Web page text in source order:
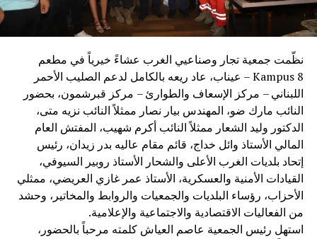
DON'T MISS
رجي: أولويتنا ضمان الانسحاب الإسرائيلي وانتشار الجيش
واستكمال حصر السلاح
نظّمت جمعية تجار وصناعيي الغرب عشاءً خيرياً في مطعم
Kampus 8 – عيناب، عاد ريعه بالكامل لدعم الصليب الأحمر
اللبناني – مركز الإسعاف والطوارئ – مركز قبرشمون، بحضور
النائب مارك ضو، المهندس بيار نصار ممثلاً النائب نزيه متى،
الدكتور وليد الشعار ممثلاً النائب أكرم شهيب، المفتش العام
المالي الأستاذ وائل خداج، قائم مقام عاليه بدر زيدان، رئيس
إتحاد بلديات الغرب الأعلى والشحار الأستاذ روبير السيوفي،
القيادات الأمنية والعسكرية، الأستاذ عمر غازي العريضي، ممثلي
الأحزاب، رؤساء البلديات والجمعيات والروابط والمخاتير، وحشد
من الفعاليات الاقتصادية والاجتماعية والإعلامية.
استهل رئيس الجمعية عاصم العياش كلمته مرحباً بالحضور،